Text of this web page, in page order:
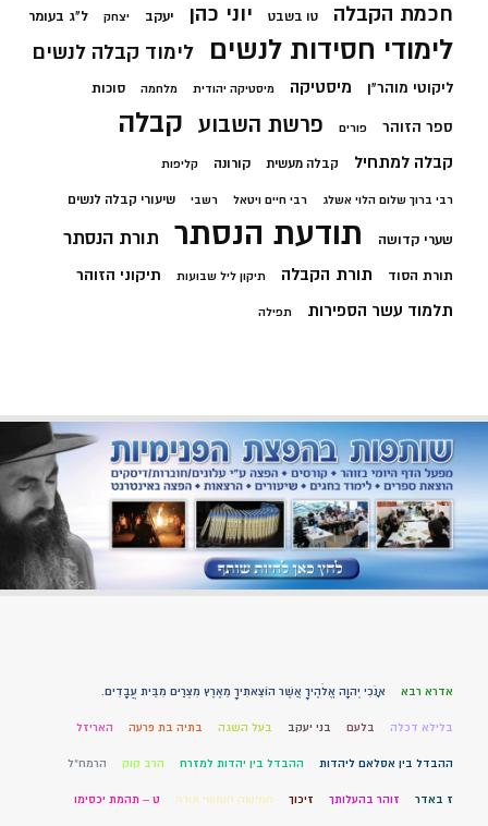
חכמת הקבלה טו בשבט יוני כהן יעקב יצחק ל"ג בעומר
לימודי חסידות לנשים לימוד קבלה לנשים
ליקוטי מוהר"ן מיסטיקה מיסטיקה יהודית מלחמה סוכות
ספר הזוהר פורים פרשת השבוע קבלה
קבלה למתחיל קבלה מעשית קורונה קליפות
רבי ברוך שלום הלוי אשלג רבי חיים ויטאל רשבי שיעורי קבלה לנשים
שערי קדושה תודעת הנסתר תורת הנסתר
תורת הסוד תורת הקבלה תיקון ליל שבועות תיקוני הזוהר
תלמוד עשר הספירות תפילה
אדרא רבא אָנֹכִי יְהוָה אֱלֹהֶיךָ אֲשֶׁר הוֹצֵאתִיךָ מֵאֶרֶץ מִצְרַיִם מִבֵּית עֲבָדִים.
בלילא דכלה בלעם בני יעקב בעל השגה בתיה בת פרעה האריזל
ההבדל בין אסלאם ליהדות ההבדל בין יהדות למזרח הרב קוק הרמח"ל
ז באדר זוהר בהעלותך זיכוך חמישה חומשי תורה ט – תהמת יכסימו